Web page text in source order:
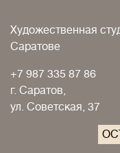
Художественная
Саратове
+7 987 335 87 86
г. Саратов,
ул. Советская, 37